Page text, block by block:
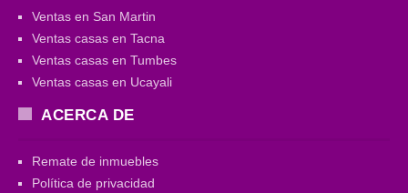
Ventas en San Martin
Ventas casas en Tacna
Ventas casas en Tumbes
Ventas casas en Ucayali
ACERCA DE
Remate de inmuebles
Política de privacidad